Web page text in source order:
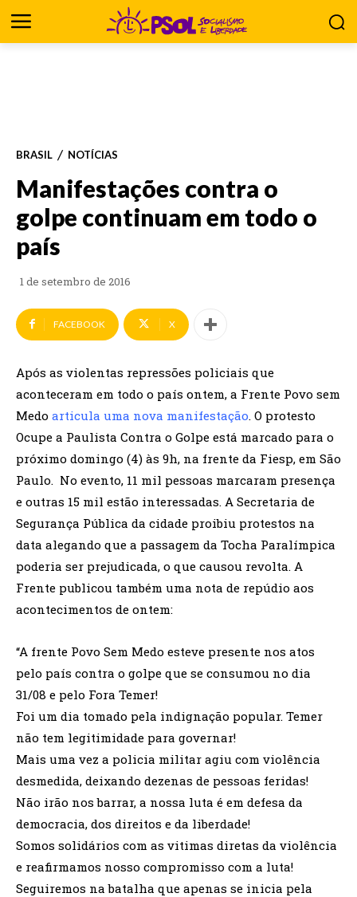
BRASIL NOTÍCIAS
Manifestações contra o
golpe continuam em todo o
país
1 de setembro de 2016
FACEBOOK X
Após as violentas repressões policiais que
aconteceram em todo o país ontem, a Frente Povo sem
Medo articula uma nova manifestação. O protesto
Ocupe a Paulista Contra o Golpe está marcado para o
próximo domingo (4) às 9h, na frente da Fiesp, em São
Paulo. No evento, 11 mil pessoas marcaram presença
e outras 15 mil estão interessadas. A Secretaria de
Segurança Pública da cidade proibiu protestos na
data alegando que a passagem da Tocha Paralímpica
poderia ser prejudicada, o que causou revolta. A
Frente publicou também uma nota de repúdio aos
acontecimentos de ontem:
“A frente Povo Sem Medo esteve presente nos atos
pelo país contra o golpe que se consumou no dia
31/08 e pelo Fora Temer!
Foi um dia tomado pela indignação popular. Temer
não tem legitimidade para governar!
Mais uma vez a policia militar agiu com violência
desmedida, deixando dezenas de pessoas feridas!
Não irão nos barrar, a nossa luta é em defesa da
democracia, dos direitos e da liberdade!
Somos solidários com as vitimas diretas da violência
e reafirmamos nosso compromisso com a luta!
Seguiremos na batalha que apenas se inicia pela